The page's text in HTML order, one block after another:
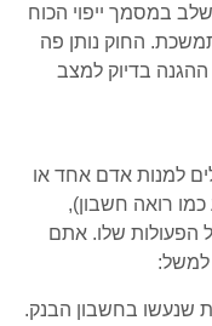
במסמך ייפוי הכוח
החוק נותן פה
ההגנה בדיוק למצב
למנות אדם אחד או
רואה חשבון),
הפעולות שלו. אתם
למשל:
שנעשו בחשבון הבנק.